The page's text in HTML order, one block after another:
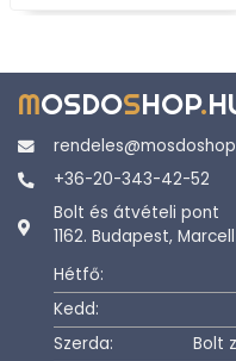
MOSDOSHOP.
+36-20-343-42-52
Bolt és átvételi pont
1162. Budapest,
Hétfő:
Kedd:
Szerda:
Bolt